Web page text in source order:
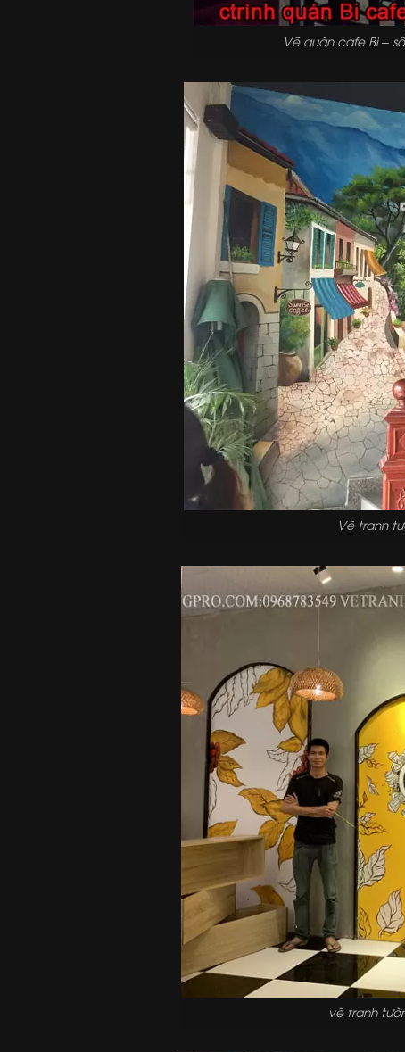
Vẽ quán cafe Bi –
Vẽ tranh
vẽ tranh